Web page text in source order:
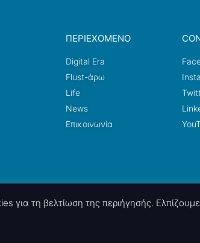
ΠΕΡΙΕΧΟΜΕΝΟ
Digital Era
Flust-άρω
Life
News
Επικοινωνία
rights reserved.
για τη βελτίωση της περιήγησής.